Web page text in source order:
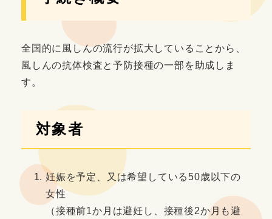
全国的に風しんの流行が拡大していることから、
風しんの抗体検査と予防接種の一部を助成しま
す。
対象者
妊娠を予定、又は希望している50歳以下の
女性
（接種前1か月は避妊し、接種後2か月も避